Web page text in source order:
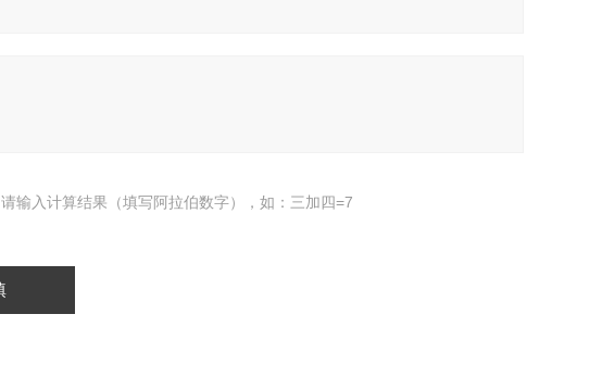
请输入计算结果（填写阿拉伯数字），如：三加四=7